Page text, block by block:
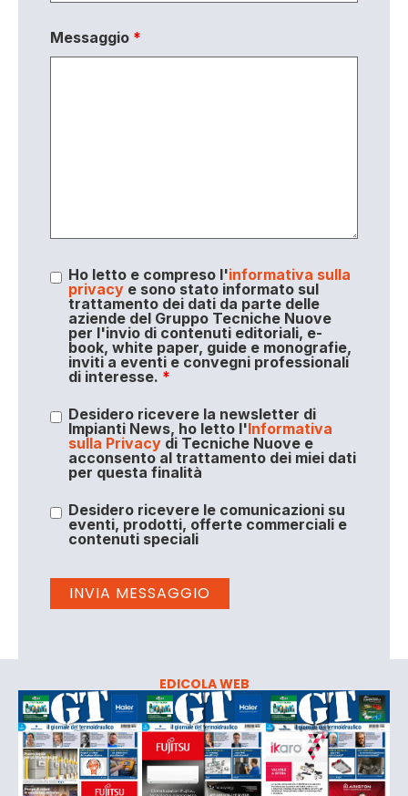
Messaggio *
Ho letto e compreso l'informativa sulla
privacye sono stato informato sul
trattamento dei dati da parte delle
aziende del Gruppo Tecniche Nuove
per l'invio di contenuti editoriali, e-
book, white paper, guide e monografie,
inviti a eventi e convegni professionali
di interesse. *
Desidero ricevere la newsletter di
Impianti News, ho letto l'Informativa
sulla Privacydi Tecniche Nuove e
acconsento al trattamento dei miei dati
per questa finalità
Desidero ricevere le comunicazioni su
eventi, prodotti, offerte commerciali e
contenuti speciali
EDICOLA WEB